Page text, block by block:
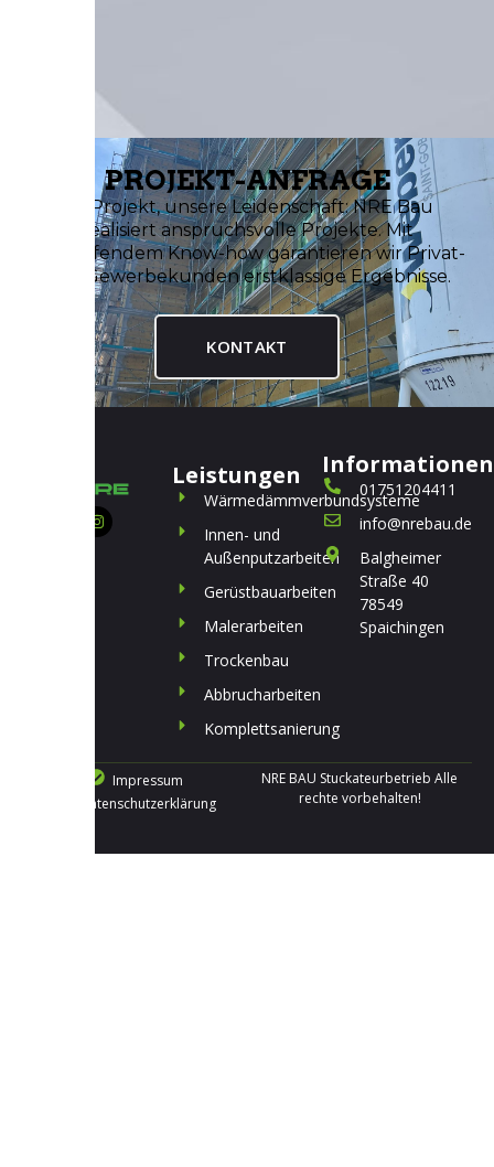
PROJEKT-ANFRAGE
Ihr Projekt, unsere Leidenschaft: NRE Bau
realisiert anspruchsvolle Projekte. Mit
tiefgreifendem Know-how garantieren wir Privat-
und Gewerbekunden erstklassige Ergebnisse.
KONTAKT
Leistungen
Wärmedämmverbundsysteme
Innen- und
Außenputzarbeiten
Gerüstbauarbeiten
Malerarbeiten
Trockenbau
Abbrucharbeiten
Komplettsanierung
Informationen
01751204411
info@nrebau.de
Balgheimer
Straße 40
78549
Spaichingen
NRE BAU Stuckateurbetrieb Alle
rechte vorbehalten!
Impressum
Datenschutzerklärung